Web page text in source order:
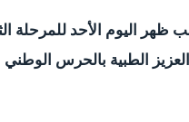
ظهر اليوم الأحد للمرحلة
الطبية بالحرس